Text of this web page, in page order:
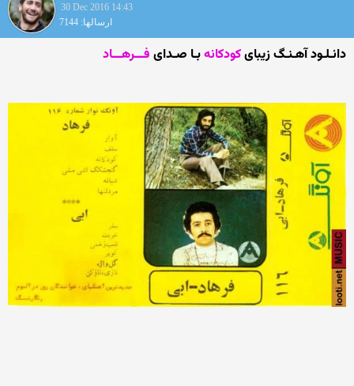
30 Dec 2016 14:43
ارسالها: 7144
دانـلـود آهـنـگ زیبایکودکانهبـا صـدای فـــرهـــاد